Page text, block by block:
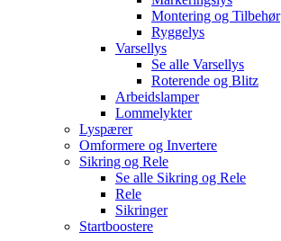
Montering og Tilbehør
Ryggelys
Varsellys
Se alle Varsellys
Roterende og Blitz
Arbeidslamper
Lommelykter
Lyspærer
Omformere og Invertere
Sikring og Rele
Se alle Sikring og Rele
Rele
Sikringer
Startboostere